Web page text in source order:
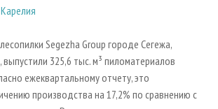
ДРЕВЕСНЫХ ПЛИТ
МЕБЕЛИ
ДЕЛЕГАЦИИ
ИНВЕСТПРОЕКТЫ
REVIEW
Segezha Group городе Сегежа,
выпустили 325,6 тыс. м³ пиломатериалов
ежеквартальному отчету, это
производства на 17,2% по сравнению с